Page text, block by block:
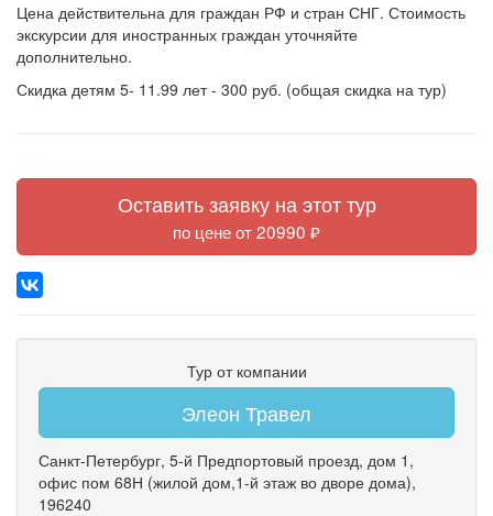
Цена действительна для граждан РФ и стран СНГ. Стоимость
экскурсии для иностранных граждан уточняйте
дополнительно.
Скидка детям 5- 11.99 лет - 300 руб. (общая скидка на тур)
Оставить заявку на этот тур
по цене от 20990 ₽
Тур от компании
Элеон Травел
Санкт-Петербург, 5-й Предпортовый проезд, дом 1 ,
офис пом 68Н (жилой дом,1-й этаж во дворе дома),
196240